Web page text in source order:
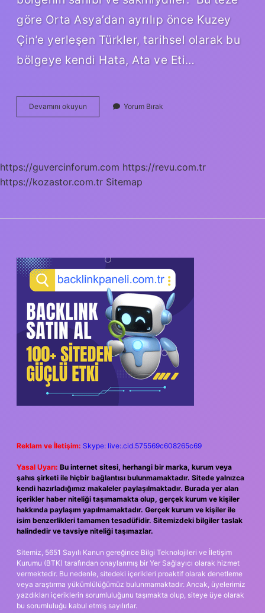
göre Orta Asya’dan ayrılıp önce Kuzey
Çin’e yerleşen Türkler, tarihsel olarak bu
bölgeye kendi Hata, Ata ve Eti…
Devamını okuyun Antakya
Mı
Yorum Bırak
https://guvercinforum.com https://revu.com.tr
https://kozastor.com.tr Sitemap
SIDEBAR
Reklam ve İletişim: Skype: live:.cid.575569c608265c69
Yasal Uyarı: Bu internet sitesi, herhangi bir marka, kurum veya
şahıs şirketi ile hiçbir bağlantısı bulunmamaktadır. Sitede yalnızca
kendi hazırladığımız makaleler paylaşılmaktadır. Burada yer alan
içerikler haber niteliği taşımamakta olup, gerçek kurum ve kişiler
hakkında paylaşım yapılmamaktadır. Gerçek kurum ve kişiler ile
isim benzerlikleri tamamen tesadüfidir. Sitemizdeki bilgiler taslak
halindedir ve tavsiye niteliği taşımazlar.
Sitemiz, 5651 Sayılı Kanun gereğince Bilgi Teknolojileri ve İletişim
Kurumu (BTK) tarafından onaylanmış bir Yer Sağlayıcı olarak hizmet
vermektedir. Bu nedenle, sitedeki içerikleri proaktif olarak denetleme
veya araştırma yükümlülüğümüz bulunmamaktadır. Ancak, üyelerimiz
yazdıkları içeriklerin sorumluluğunu taşımakta olup, siteye üye olarak
bu sorumluluğu kabul etmiş sayılırlar.